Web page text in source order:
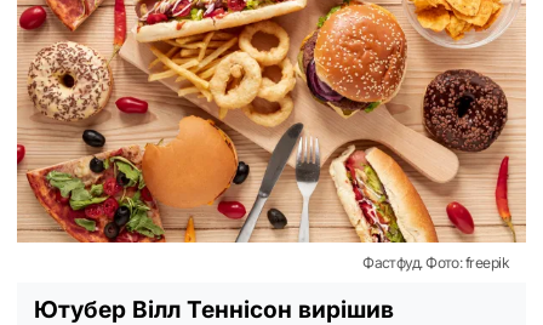
Фастфуд. Фото: freepik
Ютубер Вілл Теннісон вирішив